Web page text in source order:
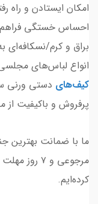
امکان ایستادن و راه
احساس خستگی
براق و کرم/نسکافه‌ای
انواع لباس‌های
کیف‌های دستی
پرفروش و باکیفیت از
مرجوعی و
کرده‌ایم.